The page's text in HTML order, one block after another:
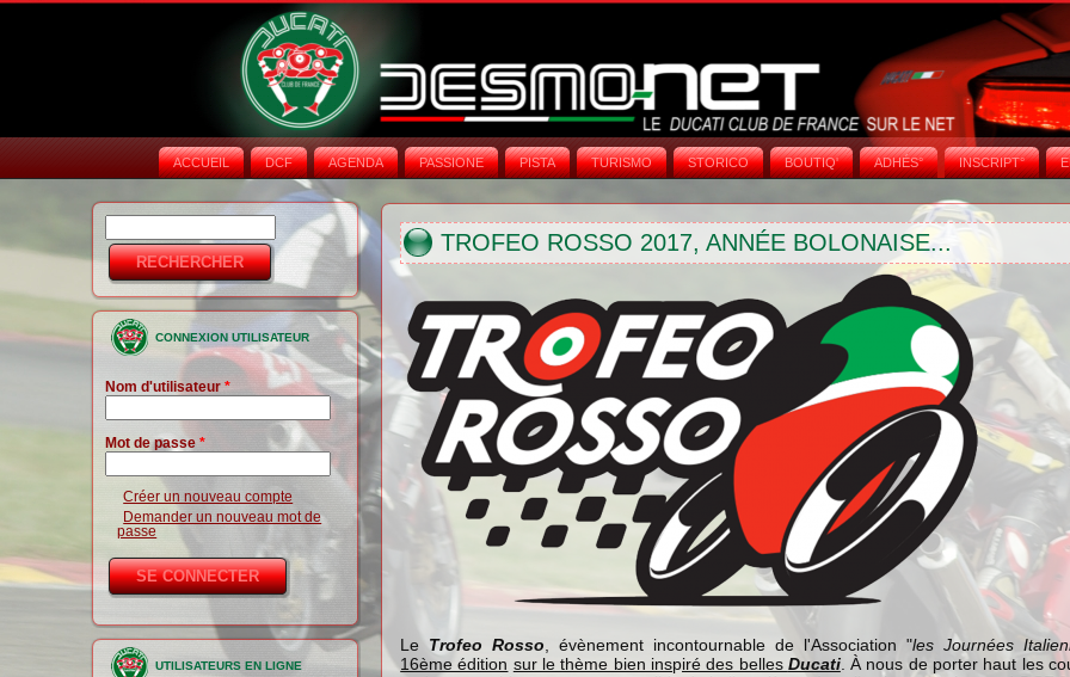
ACCUEIL DCF AGENDA PASSIONE PISTA TURISMO STORICO BOUTIQ' ADHÉS° INSCRIPT°
Formulaire de
recherche
CONNEXION UTILISATEUR
Nom d'utilisateur*
Mot de passe*
Créer un nouveau compte
Demander un nouveau mot de
passe
UTILISATEURS EN LIGNE
TROFEO ROSSO 2017, ANNÉE BOLONAISE...
Le Trofeo Rosso , évènement incontournable de l'Association "les Journées
16ème édition sur le thème bien inspiré des belles Ducati. À nous de porter haut les